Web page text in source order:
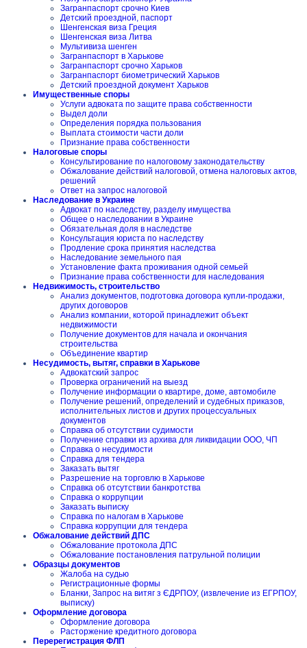
Загранпаспорт срочно Киев
Детский проездной, паспорт
Шенгенская виза Греция
Шенгенская виза Литва
Мультивиза шенген
Загранпаспорт в Харькове
Загранпаспорт срочно Харьков
Загранпаспорт биометрический Харьков
Детский проездной документ Харьков
Имущественные споры
Услуги адвоката по защите права собственности
Выдел доли
Определения порядка пользования
Выплата стоимости части доли
Признание права собственности
Налоговые споры
Консультирование по налоговому законодательству
Обжалование действий налоговой, отмена налоговых актов,
решений
Ответ на запрос налоговой
Наследование в Украине
Адвокат по наследству, разделу имущества
Общее о наследовании в Украине
Обязательная доля в наследстве
Консультация юриста по наследству
Продление срока принятия наследства
Наследование земельного пая
Установление факта проживания одной семьей
Признание права собственности для наследования
Недвижимость, строительство
Анализ документов, подготовка договора купли-продажи,
других договоров
Анализ компании, которой принадлежит объект
недвижимости
Получение документов для начала и окончания
строительства
Объединение квартир
Несудимость, вытяг, справки в Харькове
Адвокатский запрос
Проверка ограничений на выезд
Получение информации о квартире, доме, автомобиле
Получение решений, определений и судебных приказов,
исполнительных листов и других процессуальных
документов
Справка об отсутствии судимости
Получение справки из архива для ликвидации ООО, ЧП
Справка о несудимости
Справка для тендера
Заказать вытяг
Разрешение на торговлю в Харькове
Справка об отсутствии банкротства
Справка о коррупции
Заказать выписку
Справка по налогам в Харькове
Справка коррупции для тендера
Обжалование действий ДПС
Обжалование протокола ДПС
Обжалование постановления патрульной полиции
Образцы документов
Жалоба на судью
Регистрационные формы
Бланки, Запрос на витяг з ЄДРПОУ, (извлечение из ЕГРПОУ,
выписку)
Оформление договора
Оформление договора
Расторжение кредитного договора
Перерегистрация ФЛП